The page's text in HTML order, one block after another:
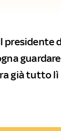
presidente
già tutto lì